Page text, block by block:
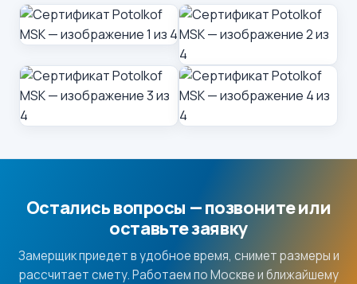
Остались вопросы — позвоните или
оставьте заявку
Замерщик приедет в удобное время, снимет размеры и
рассчитает смету. Работаем по Москве и ближайшему